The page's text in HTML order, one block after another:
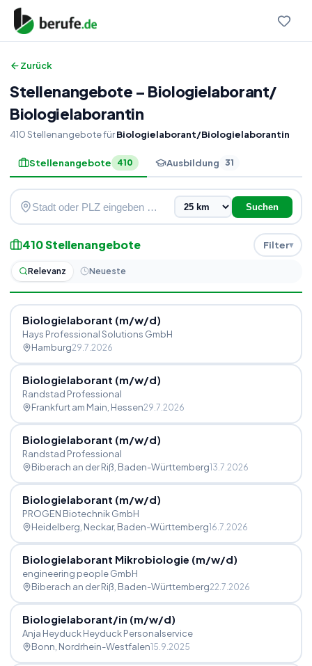
Zurück
Stellenangebote – Biologielaborant/
Biologielaborantin
410StellenangebotefürBiologielaborant/Biologielaborantin
Stellenangebote 410 Ausbildung 31
Suchen
410Stellenangebote
Relevanz Neueste
Filter
Biologielaborant (m/w/d)
Hays Professional Solutions GmbH
Hamburg29.7.2026
Biologielaborant (m/w/d)
Randstad Professional
Frankfurt am Main , Hessen29.7.2026
Biologielaborant (m/w/d)
Randstad Professional
Biberach an der Riß , Baden-Württemberg13.7.2026
Biologielaborant (m/w/d)
PROGEN Biotechnik GmbH
Heidelberg, Neckar, Baden-Württemberg16.7.2026
Biologielaborant Mikrobiologie (m/w/d)
engineering people GmbH
Biberach an der Riß , Baden-Württemberg22.7.2026
Biologielaborant/in (m/w/d)
Anja Heyduck Heyduck Personalservice
Bonn , Nordrhein-Westfalen15.9.2025